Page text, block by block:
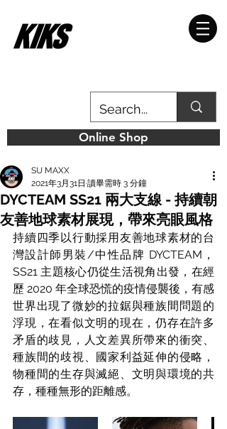
Online Shop
DYCTEAM SS21 兩大支線 - 持續朝
友善地球素材展現，帶來亮眼風格
SU MAXX
2021年3月31日 讀畢需時 3 分鐘
持續四季以行動採用友善地球素材的台
灣設計師男裝/中性品牌 DYCTEAM，
SS21 主題核心仍從生活視角出發，在經
歷 2020 年全球恐慌的疫情侵襲後，有感
世界出現了微妙的拉鋸與種族間問題的
浮現，在看似文明的現在，仍存在許多
矛盾的歧見，人文差異所帶來的衝突、
種族間的歧視、國家利益延伸的侵略，
物種間的生存與滅絕、文明與環境的共
存，種種無形的距離感。